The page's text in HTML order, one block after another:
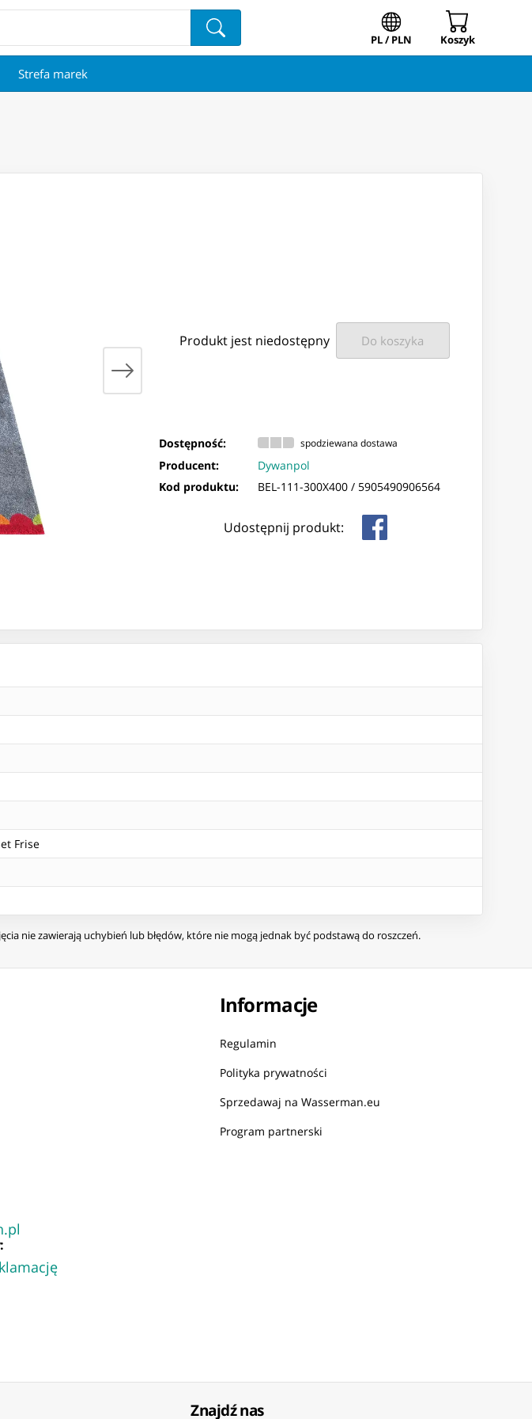
PL / PLN Koszyk
Strefa marek
Produkt jest niedostępny Do koszyka
Dostępność: spodziewana dostawa
Producent:
Dywanpol
Kod produktu:
BEL-111-300X400 / 5905490906564
Udostępnij produkt:
Frise
nie zawierają uchybień lub błędów, które nie mogą jednak być podstawą do roszczeń.
Informacje
Regulamin
Polityka prywatności
Sprzedawaj na Wasserman.eu
Program partnerski
Znajdź nas